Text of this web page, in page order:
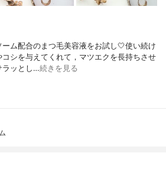
ム配合のまつ毛美容液をお試し🤍使い続け
シを与えてくれて，マツエクを長持ちさせ
ラッとし…続きを見る